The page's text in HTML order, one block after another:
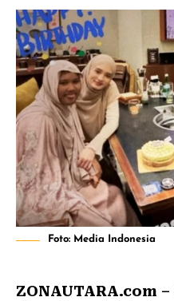
Foto: Media Indonesia
ZONAUTARA.com –